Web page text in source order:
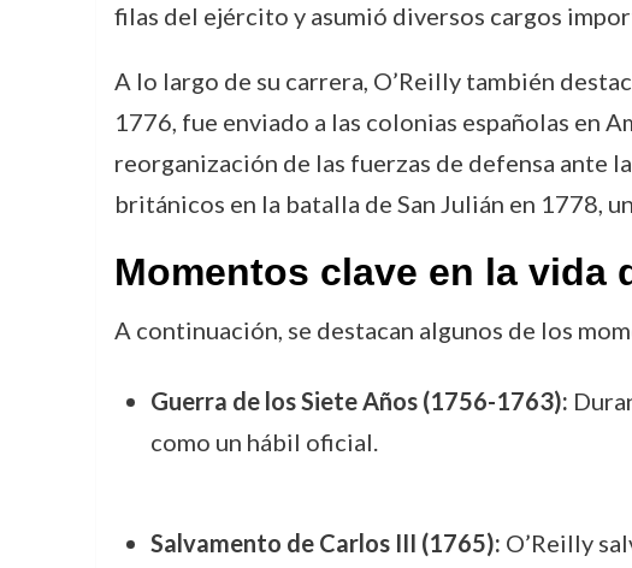
filas del ejército y asumió diversos cargos
A lo largo de su carrera, O’Reilly también
1776, fue enviado a las colonias españolas en
reorganización de las fuerzas de defensa ante
británicos en la batalla de San Julián en 1778,
Momentos clave en la vida
A continuación, se destacan algunos de los
Guerra de los Siete Años (1756-1763):
como un hábil oficial.
Salvamento de Carlos III (1765): O’Reilly